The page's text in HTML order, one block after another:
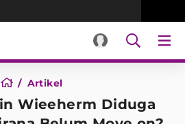
Artikel
Wieeherm Diduga